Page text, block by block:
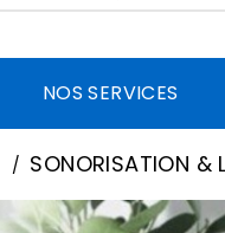
NOS SERVICES
SONORISATION &